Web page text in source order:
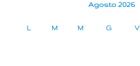
Agosto 2026
M M G V